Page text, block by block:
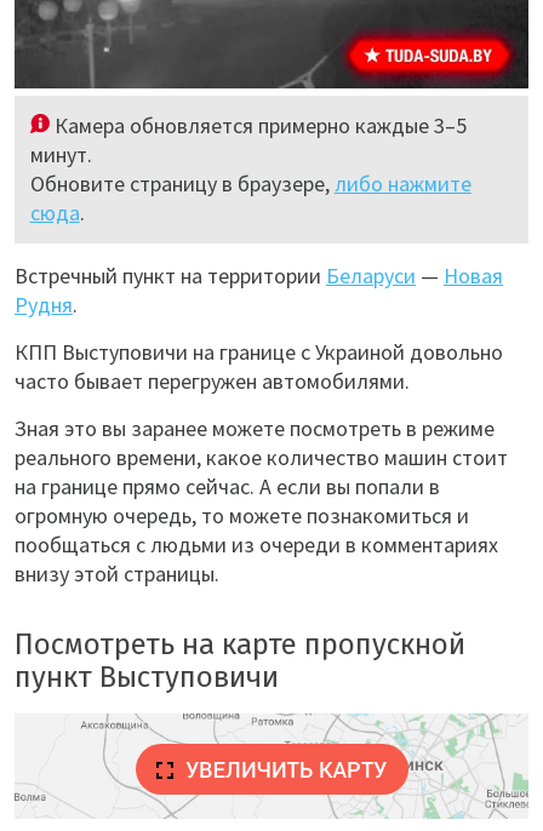
Камера обновляется примерно каждые 3–5
минут.
Обновите страницу в браузере,либо нажмите
сюда.
Встречный пункт на территории Беларуси — Новая
Рудня.
КПП Выступовичи на границе с Украиной довольно
часто бывает перегружен автомобилями.
Зная это вы заранее можете посмотреть в режиме
реального времени, какое количество машин стоит
на границе прямо сейчас. А если вы попали в
огромную очередь, то можете познакомиться и
пообщаться с людьми из очереди в комментариях
внизу этой страницы.
Посмотреть на карте пропускной
пункт Выступовичи